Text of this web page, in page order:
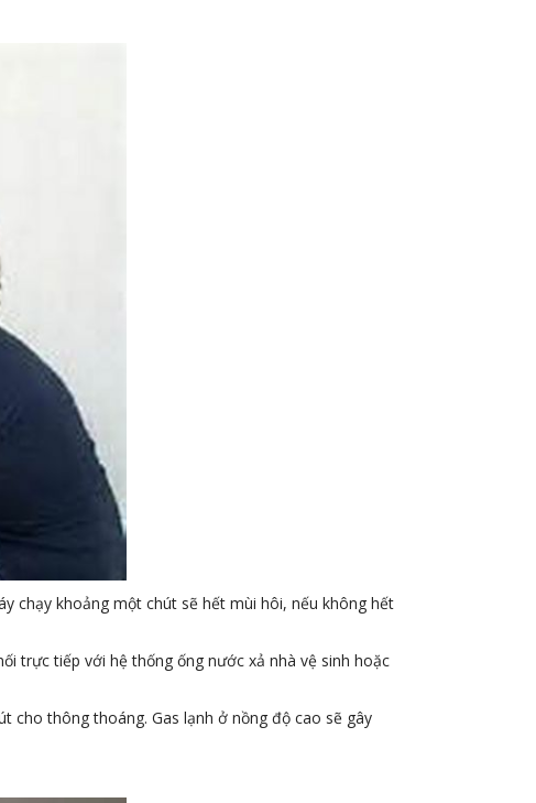
chạy khoảng một chút sẽ hết mùi hôi, nếu không hết
trực tiếp với hệ thống ống nước xả nhà vệ sinh hoặc
cho thông thoáng. Gas lạnh ở nồng độ cao sẽ gây